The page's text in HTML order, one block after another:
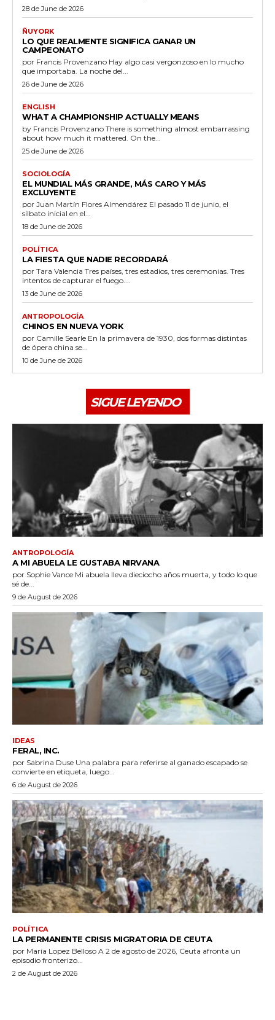
28 de June de 2026
ÑUYORK
LO QUE REALMENTE SIGNIFICA GANAR UN
CAMPEONATO
por Francis Provenzano Hay algo casi vergonzoso en lo mucho
que importaba. La noche del...
26 de June de 2026
ENGLISH
WHAT A CHAMPIONSHIP ACTUALLY MEANS
by Francis Provenzano There is something almost embarrassing
about how much it mattered. On the...
25 de June de 2026
SOCIOLOGÍA
EL MUNDIAL MÁS GRANDE, MÁS CARO Y MÁS
EXCLUYENTE
por Juan Martín Flores Almendárez El pasado 11 de junio, el
silbato inicial en el...
18 de June de 2026
POLÍTICA
LA FIESTA QUE NADIE RECORDARÁ
por Tara Valencia Tres países, tres estadios, tres ceremonias. Tres
intentos de capturar el fuego....
13 de June de 2026
ANTROPOLOGÍA
CHINOS EN NUEVA YORK
por Camille Searle En la primavera de 1930, dos formas distintas
de ópera china se...
10 de June de 2026
SIGUE LEYENDO
ANTROPOLOGÍA
A MI ABUELA LE GUSTABA NIRVANA
por Sophie Vance Mi abuela lleva dieciocho años muerta, y todo lo que
sé de...
9 de August de 2026
IDEAS
FERAL, INC.
por Sabrina Duse Una palabra para referirse al ganado escapado se
convierte en etiqueta, luego...
6 de August de 2026
POLÍTICA
LA PERMANENTE CRISIS MIGRATORIA DE CEUTA
por María Lopez Belloso A 2 de agosto de 2026, Ceuta afronta un
episodio fronterizo...
2 de August de 2026